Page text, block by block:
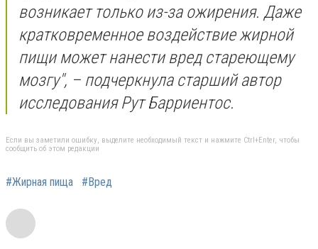
возникает только из-за ожирения. Даже
кратковременное воздействие жирной
пищи может нанести вред стареющему
мозгу", – подчеркнула старший автор
исследования Рут Барриентос.
Если вы заметили ошибку, выделите необходимый текст и нажмите Ctrl+Enter, чтобы
сообщить об этом редакции
#Жирная пища #Вред